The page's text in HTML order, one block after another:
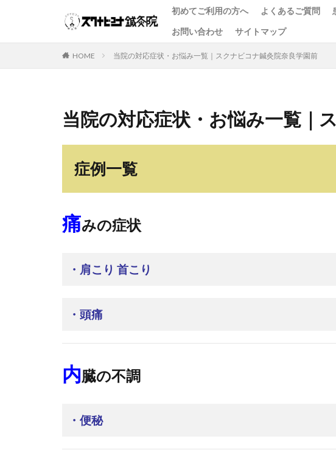
初めてご利用の方へ よくあるご質問
お問い合わせ
サイトマップ
HOME 当院の対応症状・お悩み一覧｜スクナビコナ鍼灸院奈良学園前
当院の対応症状・お悩み一覧｜
症例一覧
痛みの症状
・肩こり 首こり
・頭痛
内臓の不調
・便秘